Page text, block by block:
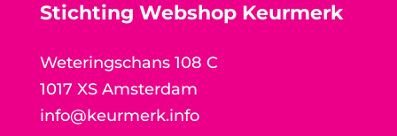
Stichting Webshop Keurmerk
Weteringschans 108 C
1017 XS Amsterdam
info@keurmerk.info